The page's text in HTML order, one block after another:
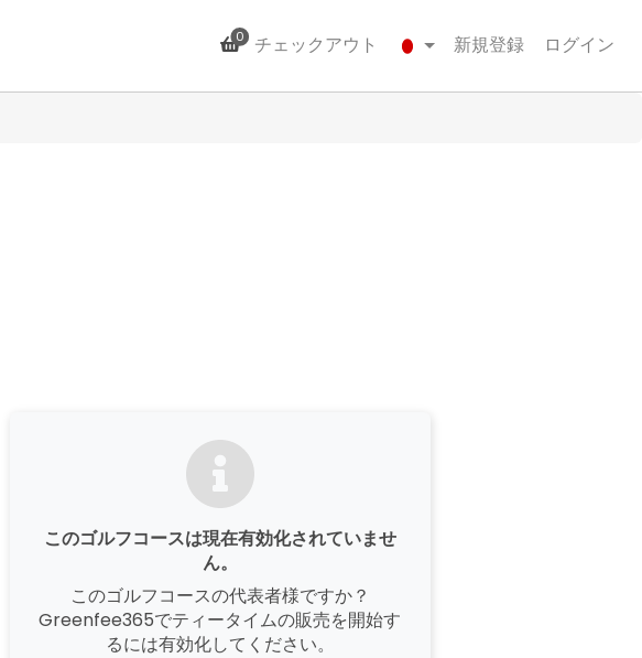
0 チェックアウト 新規登録 ログイン
このゴルフコースは現在有効化されていませ
ん。
このゴルフコースの代表者様ですか？
Greenfee365でティータイムの販売を開始す
るには有効化してください。